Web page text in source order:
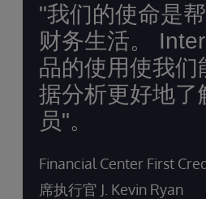
"我们的使命是
财务生活。
品的使用使我们
据分析更好地了
员"。
Financial Center First
席执行官 J. Kevin Ryan